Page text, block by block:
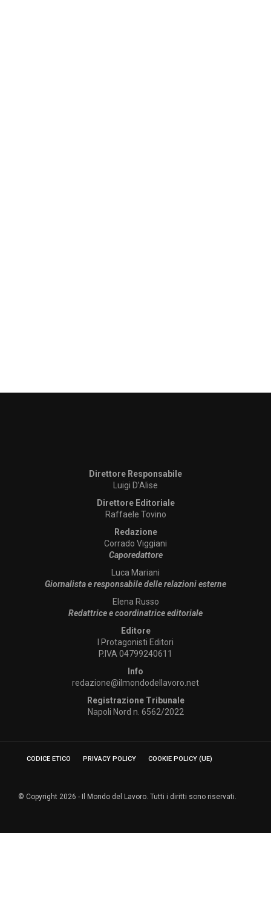
Direttore Responsabile
Luigi D’Alise
Direttore Editoriale
Raffaele Tovino
Redazione
Corrado Viggiani
Caporedattore
Luca Mariani
Giornalista e responsabile delle relazioni esterne
Elena Russo
Redattrice e coordinatrice editoriale
Editore
I Protagonisti Editori
P.IVA 04799240611
Info
redazione@ilmondodellavoro.net
Registrazione Tribunale
Napoli Nord n. 6562/2022
CODICE ETICO PRIVACY POLICY COOKIE POLICY (UE)
© Copyright 2026 - Il Mondo del Lavoro. Tutti i diritti sono riservati.